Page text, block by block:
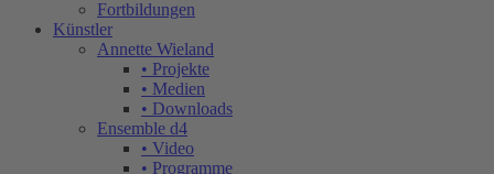
Fortbildungen
Künstler
Annette Wieland
• Projekte
• Medien
• Downloads
Ensemble d4
• Video
• Programme